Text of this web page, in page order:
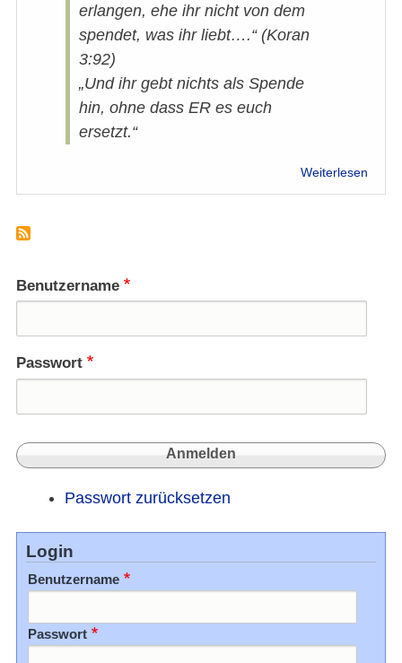
erlangen, ehe ihr nicht von dem
spendet, was ihr liebt….“ (Koran
3:92)
„Und ihr gebt nichts als Spende
hin, ohne dass ER es euch
ersetzt.“
Weiterlesen
Benutzername
Passwort
Passwort zurücksetzen
Login
Benutzername
Passwort